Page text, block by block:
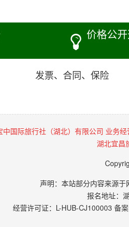
价格公
发票、合同、保险
中国际旅行社（湖北）有限公司 业务
湖北宜昌
声明：本站部分内容来源于
报名地址：
经营许可证：L-HUB-CJ100003 备